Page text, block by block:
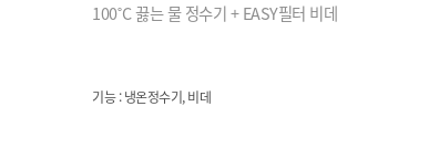
100˚C 끓는 물 정수기 + EASY필터 비데
기능 : 냉온정수기, 비데